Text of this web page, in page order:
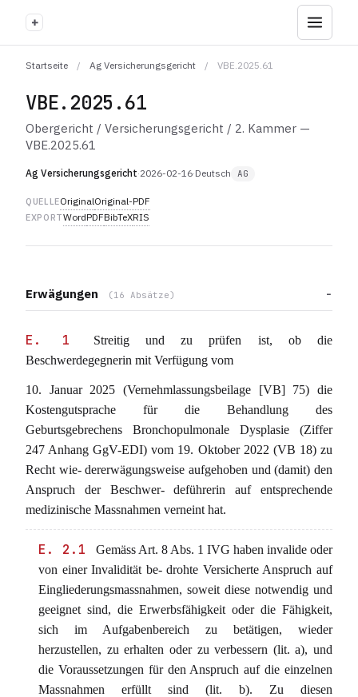
+
Startseite / Ag Versicherungsgericht / VBE.2025.61
VBE.2025.61
Obergericht / Versicherungsgericht / 2. Kammer —
VBE.2025.61
Ag Versicherungsgericht·2026-02-16·Deutsch AG
QUELLEOriginalOriginal-PDF
EXPORTWordPDFBibTeXRIS
Erwägungen (16 Absätze)
E. 1
Streitig und zu prüfen ist, ob die
Beschwerdegegnerin mit Verfügung vom
10. Januar 2025 (Vernehmlassungsbeilage [VB] 75) die
Kostengutsprache für die Behandlung des
Geburtsgebrechens Bronchopulmonale Dysplasie (Ziffer
247 Anhang GgV-EDI) vom 19. Oktober 2022 (VB 18) zu
Recht wie- dererwägungsweise aufgehoben und (damit) den
Anspruch der Beschwer- deführerin auf entsprechende
medizinische Massnahmen verneint hat.
E. 2.1
Gemäss Art. 8 Abs. 1 IVG haben invalide oder
von einer Invalidität be- drohte Versicherte Anspruch auf
Eingliederungsmassnahmen, soweit diese notwendig und
geeignet sind, die Erwerbsfähigkeit oder die Fähigkeit,
sich im Aufgabenbereich zu betätigen, wieder
herzustellen, zu erhalten oder zu verbessern (lit. a), und
die Voraussetzungen für den Anspruch auf die einzelnen
Massnahmen erfüllt sind (lit. b). Zu diesen